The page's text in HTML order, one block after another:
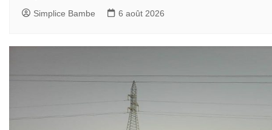
Simplice Bambe 6 août 2026